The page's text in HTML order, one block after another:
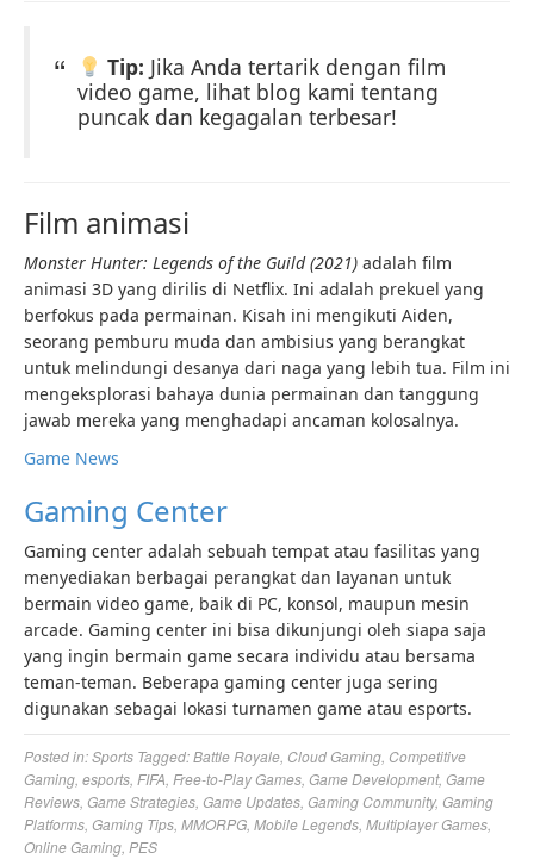
Tip: Jika Anda tertarik dengan film
video game, lihat blog kami tentang
puncak dan kegagalan terbesar!
Film animasi
Monster Hunter: Legends of the Guild (2021) adalah film
animasi 3D yang dirilis di Netflix. Ini adalah prekuel yang
berfokus pada permainan. Kisah ini mengikuti Aiden,
seorang pemburu muda dan ambisius yang berangkat
untuk melindungi desanya dari naga yang lebih tua. Film ini
mengeksplorasi bahaya dunia permainan dan tanggung
jawab mereka yang menghadapi ancaman kolosalnya.
Game News
Gaming Center
Gaming center adalah sebuah tempat atau fasilitas yang
menyediakan berbagai perangkat dan layanan untuk
bermain video game, baik di PC, konsol, maupun mesin
arcade. Gaming center ini bisa dikunjungi oleh siapa saja
yang ingin bermain game secara individu atau bersama
teman-teman. Beberapa gaming center juga sering
digunakan sebagai lokasi turnamen game atau esports.
Posted in:Sports Tagged:Battle Royale Cloud Gaming Competitive
Gaming esports FIFA Free-to-Play Games Game Development, Game
Reviews Game Strategies Game Updates Gaming Community, Gaming
Platforms Gaming Tips MMORPG Mobile Legends Multiplayer Games
Online Gaming PES